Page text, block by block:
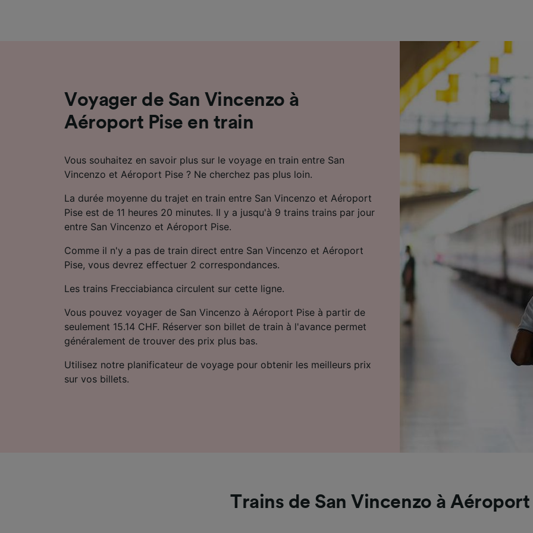
Voyager de San Vincenzo à
Aéroport Pise en train
Vous souhaitez en savoir plus sur le voyage en train entre San
Vincenzo et Aéroport Pise ? Ne cherchez pas plus loin.
La durée moyenne du trajet en train entre San Vincenzo et Aéroport
Pise est de 11 heures 20 minutes. Il y a jusqu'à 9 trains trains par jour
entre San Vincenzo et Aéroport Pise.
Comme il n'y a pas de train direct entre San Vincenzo et Aéroport
Pise, vous devrez effectuer 2 correspondances.
Les trains Frecciabianca circulent sur cette ligne.
Vous pouvez voyager de San Vincenzo à Aéroport Pise à partir de
seulement 15.14 CHF. Réserver son billet de train à l'avance permet
généralement de trouver des prix plus bas.
Utilisez notre planificateur de voyage pour obtenir les meilleurs prix
sur vos billets.
Trains de San Vincenzo à Aéroport